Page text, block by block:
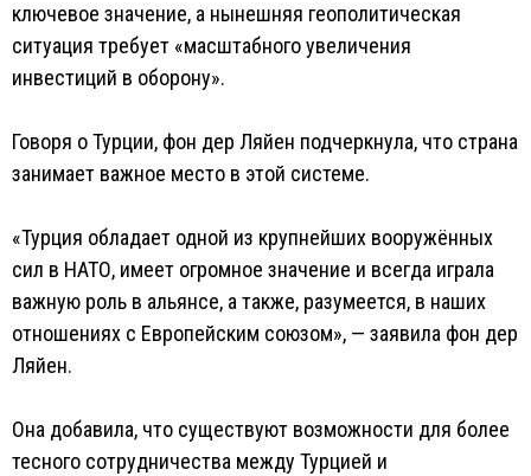
ключевое значение, а нынешняя геополитическая
ситуация требует «масштабного увеличения
инвестиций в оборону».
Говоря о Турции, фон дер Ляйен подчеркнула, что страна
занимает важное место в этой системе.
«Турция обладает одной из крупнейших вооружённых
сил в НАТО, имеет огромное значение и всегда играла
важную роль в альянсе, а также, разумеется, в наших
отношениях с Европейским союзом», — заявила фон дер
Ляйен.
Она добавила, что существуют возможности для более
тесного сотрудничества между Турцией и